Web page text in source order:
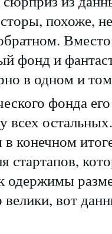
похоже,
фонд и
в одном и
фонда
всех
конечном
стартапов,
одержимы
велики, вот